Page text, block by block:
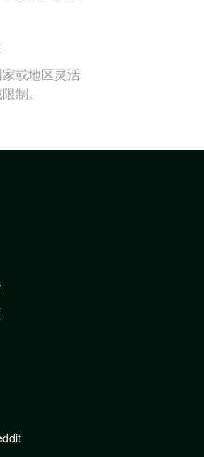
或地区灵活
制。